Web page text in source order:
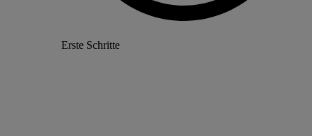
Erste Schritte